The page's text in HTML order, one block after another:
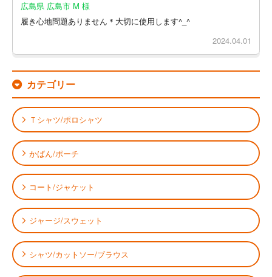
広島県 広島市 M 様
履き心地問題ありません＊大切に使用します^_^
2024.04.01
カテゴリー
Ｔシャツ/ポロシャツ
かばん/ポーチ
コート/ジャケット
ジャージ/スウェット
シャツ/カットソー/ブラウス